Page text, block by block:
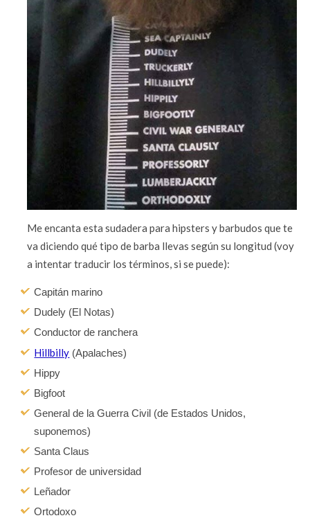
Me encanta esta sudadera para hipsters y barbudos que te
va diciendo qué tipo de barba llevas según su longitud (voy
a intentar traducir los términos, si se puede):
Capitán marino
Dudely (El Notas)
Conductor de ranchera
Hillbilly (Apalaches)
Hippy
Bigfoot
General de la Guerra Civil (de Estados Unidos,
suponemos)
Santa Claus
Profesor de universidad
Leñador
Ortodoxo